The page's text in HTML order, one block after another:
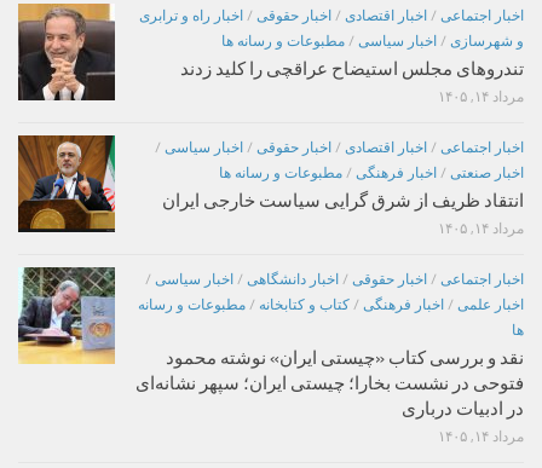
اخبار اجتماعی / اخبار اقتصادی / اخبار حقوقی / اخبار راه و ترابری
و شهرسازی / اخبار سیاسی / مطبوعات و رسانه ها
تندروهای مجلس استیضاح عراقچی را کلید زدند
مرداد ۱۴, ۱۴۰۵
اخبار اجتماعی / اخبار اقتصادی / اخبار حقوقی / اخبار سیاسی /
اخبار صنعتی / اخبار فرهنگی / مطبوعات و رسانه ها
انتقاد ظریف از شرق گرایی سیاست خارجی ایران
مرداد ۱۴, ۱۴۰۵
اخبار اجتماعی / اخبار حقوقی / اخبار دانشگاهی / اخبار سیاسی /
اخبار علمی / اخبار فرهنگی / کتاب و کتابخانه / مطبوعات و رسانه
ها
نقد و بررسی کتاب «چیستی ایران» نوشته محمود
فتوحی در نشست بخارا؛ چیستی ایران؛ سپهر نشانه‌ای
در ادبیات درباری
مرداد ۱۴, ۱۴۰۵